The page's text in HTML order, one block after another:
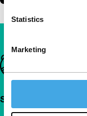
Statistics
Marketing
Belangrijke links
Snel naar